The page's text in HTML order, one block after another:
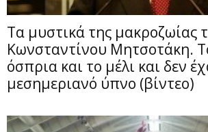
Τα μυστικά της μακροζωίας
Κωνσταντίνου Μητσοτάκη.
όσπρια και το μέλι και δεν
μεσημεριανό ύπνο (βίντεο)